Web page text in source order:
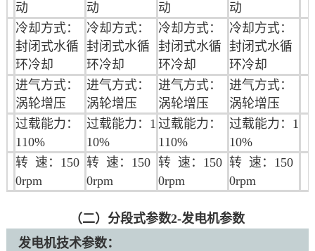
动
动
动
动
冷却方式：
封闭式水循
环冷却
冷却方式：
封闭式水循
环冷却
冷却方式：
封闭式水循
环冷却
冷却方式：
封闭式水循
环冷却
进气方式：
涡轮增压
进气方式：
涡轮增压
进气方式：
涡轮增压
进气方式：
涡轮增压
过载能力：
110%
过载能力：1
10%
过载能力：
110%
过载能力：1
10%
转 速：150
0rpm
转 速：150
0rpm
转 速：150
0rpm
转 速：150
0rpm
（二）分段式参数2-发电机参数
发电机技术参数：